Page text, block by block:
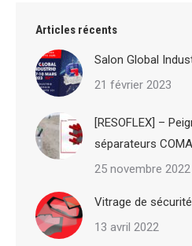
Articles récents
Salon Global
21 février 2023
[RESOFLEX] –
séparateurs
25 novembre 2022
Vitrage de
13 avril 2022